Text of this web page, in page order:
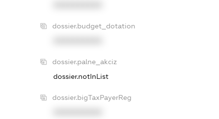
dossier.budget_dotation
dossier.palne_akciz
dossier.notInList
dossier.bigTaxPayerReg